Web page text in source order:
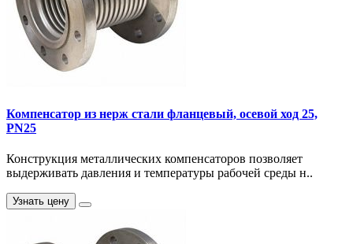
Компенсатор из нерж стали фланцевый, осевой ход 25,
PN25
Конструкция металлических компенсаторов позволяет
выдерживать давления и температуры рабочей среды н..
Узнать цену